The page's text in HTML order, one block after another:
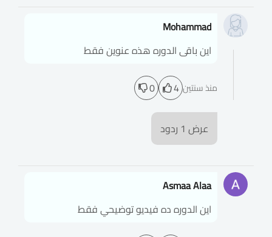
Mohammad
اين باقى الدوره هذه عنوين فقط
منذ سنتين 4
0
عرض 1 ردود
Asmaa Alaa
اين الدوره ده فيديو توضيحي فقط